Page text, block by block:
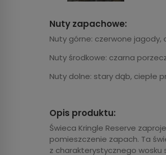
Nuty zapachowe:
Nuty górne: czerwone jagody,
Nuty środkowe: czarna
Nuty dolne: stary dąb, ciepłe
Opis produktu:
Świeca Kringle Reserve
pomieszczenie zapach. Ta
z charakterystycznego